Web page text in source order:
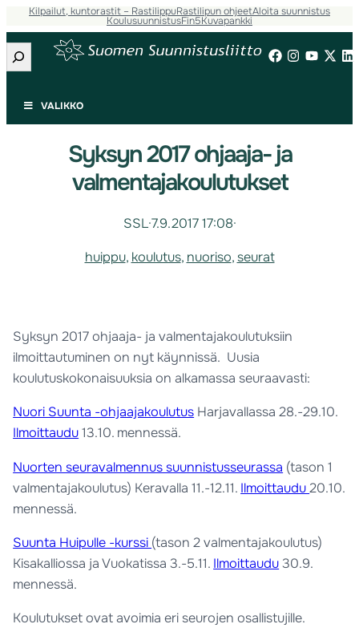
Kilpailut, kuntorastit – RastilippuRastilipun ohjeetAloita suunnistus
KoulusuunnistusFin5Kuvapankki
Etsi
VALIKKO
Syksyn 2017 ohjaaja- ja
valmentajakoulutukset
SSL·7.9.2017 17:08·
huippu, koulutus, nuoriso, seurat
Syksyn 2017 ohjaaja- ja valmentajakoulutuksiin
ilmoittautuminen on nyt käynnissä. Uusia
koulutuskokonaisuuksia on alkamassa seuraavasti:
Nuori Suunta -ohjaajakoulutus Harjavallassa 28.-29.10.
Ilmoittaudu13.10. mennessä.
Nuorten seuravalmennus suunnistusseurassa (tason 1
valmentajakoulutus) Keravalla 11.-12.11. Ilmoittaudu20.10.
mennessä.
Suunta Huipulle -kurssi (tason 2 valmentajakoulutus)
Kisakalliossa ja Vuokatissa 3.-5.11. Ilmoittaudu30.9.
mennessä.
Koulutukset ovat avoimia eri seurojen osallistujille.